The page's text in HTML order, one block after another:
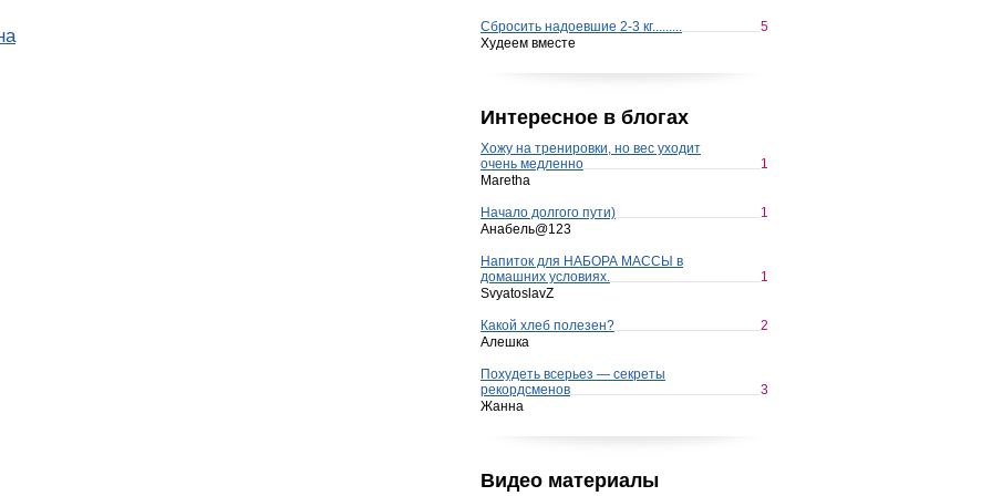
Сбросить надоевшие 2-3 кг.........
5
Худеем вместе
Интересное в блогах
Хожу на тренировки, но вес уходит
очень медленно
1
Maretha
Начало долгого пути)
1
Анабель@123
Напиток для НАБОРА МАССЫ в
домашних условиях.
1
SvyatoslavZ
Какой хлеб полезен?
2
Алешка
Похудеть всерьез — секреты
рекордсменов
3
Жанна
Видео материалы